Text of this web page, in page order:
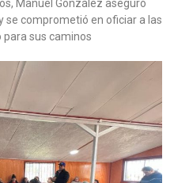
Manuel González aseguró
se comprometió en oficiar a las
sus caminos